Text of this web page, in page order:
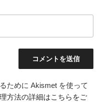
ために Akismet を使って
方法の詳細はこちらをご